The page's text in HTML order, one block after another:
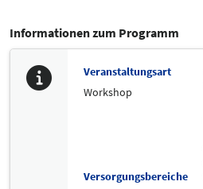
Informationen zum Programm
Veranstaltungsart
Workshop
Versorgungsbereiche